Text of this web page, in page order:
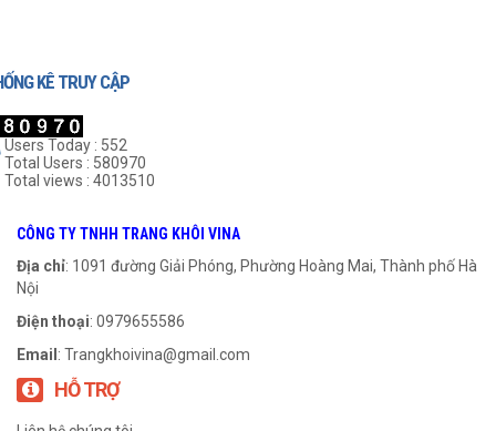
Nhông xích 40B-2
999₫ 999 ₫
KÊ TRUY CẬP
Users Today : 552
Total Users : 580970
Total views : 4013510
CÔNG TY TNHH TRANG KHÔI VINA
Địa chỉ: 1091 đường Giải Phóng, Phường Hoàng Mai, Thành phố Hà
Nội
Điện thoại: 0979655586
Email : Trangkhoivina@gmail.com
HỖ TRỢ